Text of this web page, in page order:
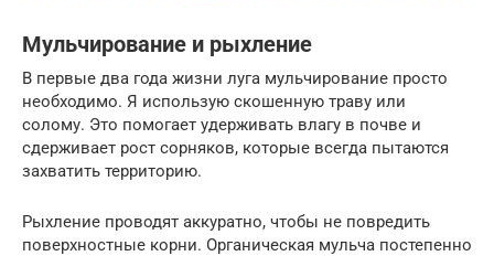
Мульчирование и рыхление
В первые два года жизни луга мульчирование просто
необходимо. Я использую скошенную траву или
солому. Это помогает удерживать влагу в почве и
сдерживает рост сорняков, которые всегда пытаются
захватить территорию.
Рыхление проводят аккуратно, чтобы не повредить
поверхностные корни. Органическая мульча постепенно